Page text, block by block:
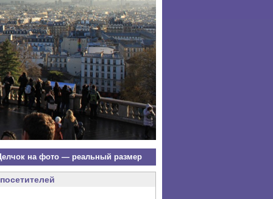
на фото — реальный размер